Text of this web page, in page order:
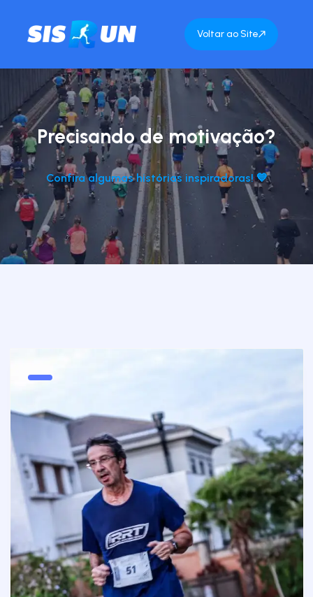
Voltar ao Site
Precisando de motivação?
Confira algumas histórias inspiradoras! 💙